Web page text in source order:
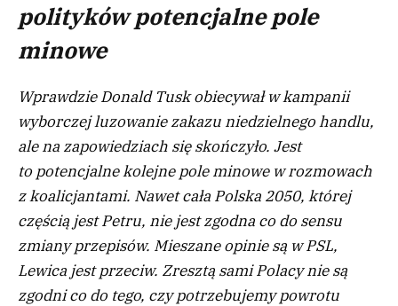
polityków potencjalne pole
minowe
Wprawdzie Donald Tusk obiecywał w kampanii
wyborczej luzowanie zakazu niedzielnego handlu,
ale na zapowiedziach się skończyło. Jest
to potencjalne kolejne pole minowe w rozmowach
z koalicjantami. Nawet cała Polska 2050, której
częścią jest Petru, nie jest zgodna co do sensu
zmiany przepisów. Mieszane opinie są w PSL,
Lewica jest przeciw. Zresztą sami Polacy nie są
zgodni co do tego, czy potrzebujemy powrotu